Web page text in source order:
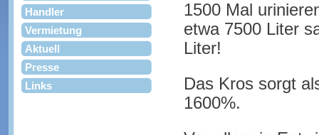
Handler
Vermietung
Aktuell
Presse
Links
1500 Mal
etwa 7500 Liter
Liter!
Das Kros sorgt
1600%.